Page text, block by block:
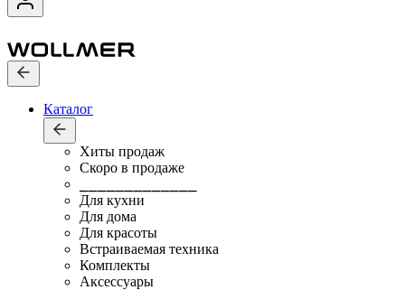
Каталог
Хиты продаж
Скоро в продаже
Для кухни
Для дома
Для красоты
Встраиваемая техника
Комплекты
Аксессуары